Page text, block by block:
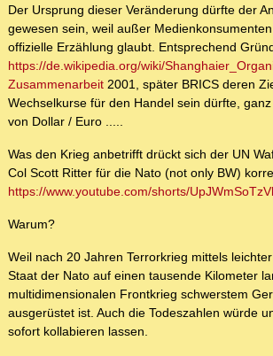
Der Ursprung dieser Veränderung dürfte der
gewesen sein, weil außer
offizielle Erzählung glaubt. Entsprechend
https://de.wikipedia.org/wiki/
Zusammenarbeit 2001, später BRICS deren
Wechselkurse für den Handel sein dürfte,
von Dollar / Euro .....
Was den Krieg anbetrifft drückt sich der UN
Col Scott Ritter für die Nato (not only BW)
https://www.youtube.com/shorts/
Warum?
Weil nach 20 Jahren Terrorkrieg mittels
Staat der Nato auf einen tausende Kilometer
multidimensionalen Frontkrieg schwerstem
ausgerüstet ist. Auch die Todeszahlen würde
sofort kollabieren lassen.